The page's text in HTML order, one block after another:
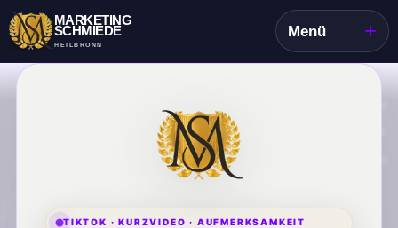
MARKETING
SCHMIEDE
HEILBRONN
Menü +
TIKTOK · KURZVIDEO · AUFMERKSAMKEIT